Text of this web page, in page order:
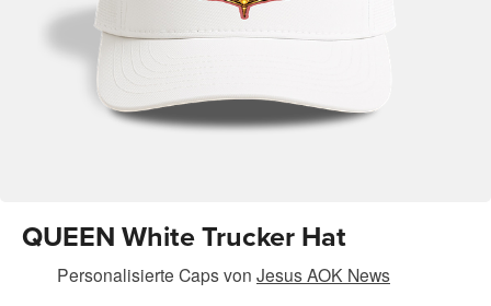
QUEEN White Trucker Hat
Personalisierte Capsvon Jesus AOK News